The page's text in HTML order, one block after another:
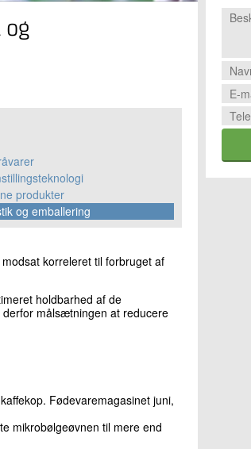
og
produkter
og emballering
korreleret til forbruget af
holdbarhed af de
målsætningen at reducere
Fødevaremagasinet juni,
mikrobølgeøvnen til mere end